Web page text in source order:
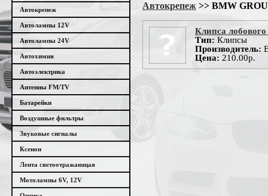
Автокрепеж
Автолампы 12V
Автолампы 24V
Автохимия
Автоэлектрика
Антенны FM/TV
Батарейки
Воздушные фильтры
Звуковые сигналы
Ксенон
Лента светоотражающая
Мотолампы 6V, 12V
Автокрепеж >> BMW
Клипса
Тип: Клипсы
Производитель:
Цена: 210.00р.